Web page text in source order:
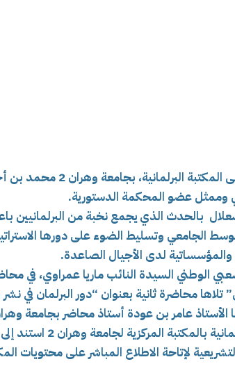
انطلقت اليوم فعاليات الأبواب المفتوحة على المكتبة
عضو المحكمة الدستورية.
بالحدث الذي يجمع نخبة من البرلمانيين
الجامعي وتسليط الضوء على دورها
والمؤسساتية لدى الأجيال الصاعدة.
الوطني السيدة النائب ماريا عمراوي، في
محاضرة ثانية بعنوان “دور البرلمان في نشر
الأستاذ عامر بن عودة أستاذ محاضر بجامعة وهران
الأبواب المفتوحة تخللها عرض المكتبة البرلمانية
لإتاحة الاطلاع المباشر على محتويات